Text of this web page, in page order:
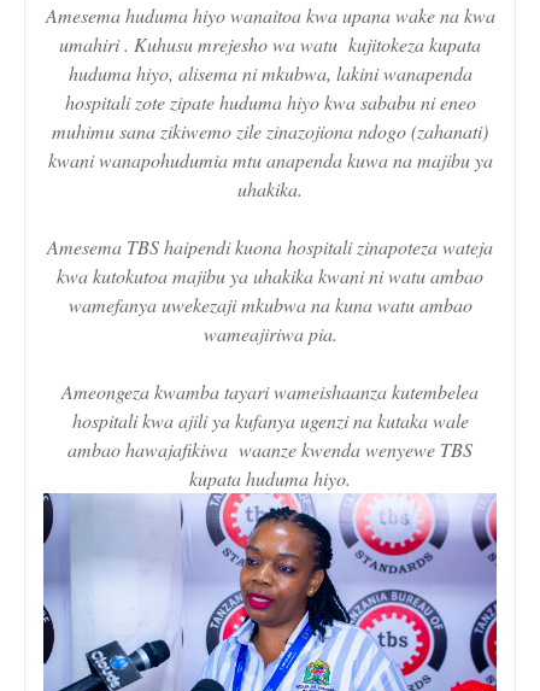
Amesema huduma hiyo wanaitoa kwa upana wake na kwa
umahiri . Kuhusu mrejesho wa watu kujitokeza kupata
huduma hiyo, alisema ni mkubwa, lakini wanapenda
hospitali zote zipate huduma hiyo kwa sababu ni eneo
muhimu sana zikiwemo zile zinazojiona ndogo (zahanati)
kwani wanapohudumia mtu anapenda kuwa na majibu ya
uhakika.
Amesema TBS haipendi kuona hospitali zinapoteza wateja
kwa kutokutoa majibu ya uhakika kwani ni watu ambao
wamefanya uwekezaji mkubwa na kuna watu ambao
wameajiriwa pia.
Ameongeza kwamba tayari wameishaanza kutembelea
hospitali kwa ajili ya kufanya ugenzi na kutaka wale
ambao hawajafikiwa waanze kwenda wenyewe TBS
kupata huduma hiyo.